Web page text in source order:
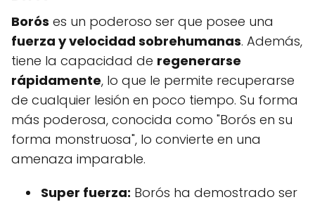
Borós es un poderoso ser que posee una
fuerza y velocidad sobrehumanas. Además,
tiene la capacidad de regenerarse
rápidamente, lo que le permite recuperarse
de cualquier lesión en poco tiempo. Su forma
más poderosa, conocida como "Borós en su
forma monstruosa", lo convierte en una
amenaza imparable.
Super fuerza: Borós ha demostrado ser